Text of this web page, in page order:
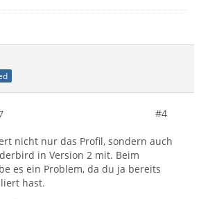
#4
nicht nur das Profil, sondern auch
in Version 2 mit. Beim
es ein Problem, da du ja bereits
hast.